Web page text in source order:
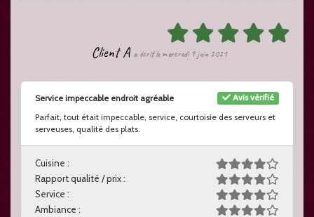
Client A a écrit le mercredi 9 juin 2021
Avis vérifié
Service impeccable endroit agréable
Parfait, tout était impeccable, service, courtoisie des serveurs et
serveuses, qualité des plats.
Cuisine :
Rapport qualité / prix :
Service :
Ambiance :